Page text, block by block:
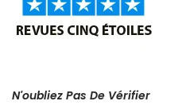
N'oubliez Pas De Vérifier